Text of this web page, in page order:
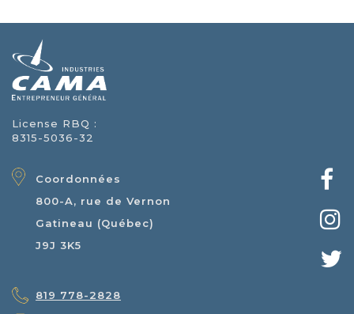
License RBQ :
8315-5036-32
Coordonnées
800-A, rue de Vernon
Gatineau (Québec)
J9J 3K5
819 778-2828